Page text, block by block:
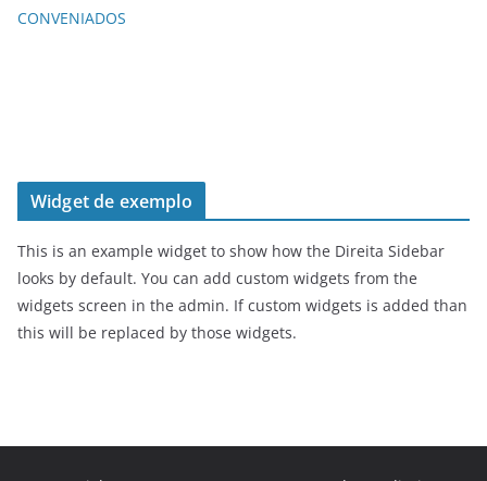
CONVENIADOS
Widget de exemplo
This is an example widget to show how the Direita Sidebar
looks by default. You can add custom widgets from the
widgets screen in the admin. If custom widgets is added than
this will be replaced by those widgets.